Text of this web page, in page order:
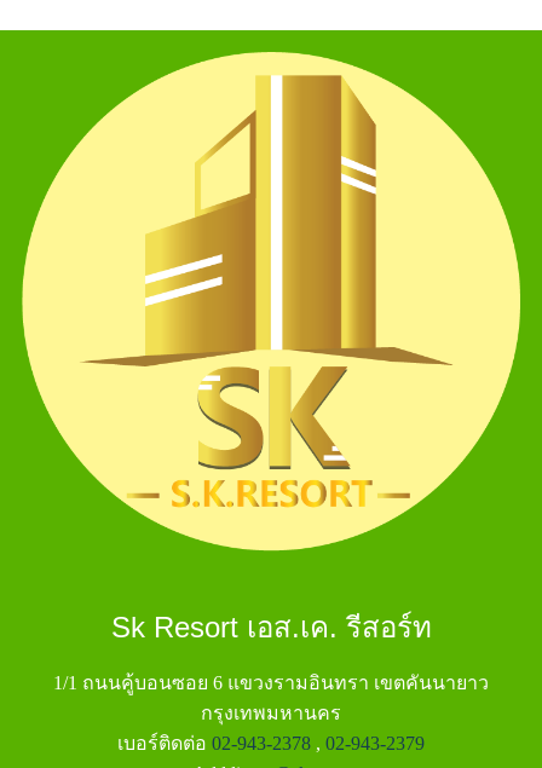
Sk Resort เอส.เค. รีสอร์ท
1/1 ถนนคู้บอนซอย 6 แขวงรามอินทรา เขตคันนายาว
กรุงเทพมหานคร
เบอร์ติดต่อ 02-943-2378 , 02-943-2379